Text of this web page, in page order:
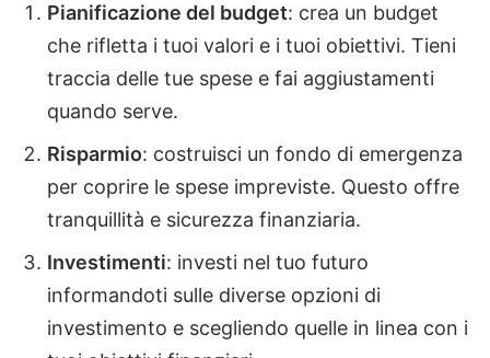
Pianificazione del budget: crea un budget
che rifletta i tuoi valori e i tuoi obiettivi. Tieni
traccia delle tue spese e fai aggiustamenti
quando serve.
Risparmio: costruisci un fondo di emergenza
per coprire le spese impreviste. Questo offre
tranquillità e sicurezza finanziaria.
Investimenti: investi nel tuo futuro
informandoti sulle diverse opzioni di
investimento e scegliendo quelle in linea con i